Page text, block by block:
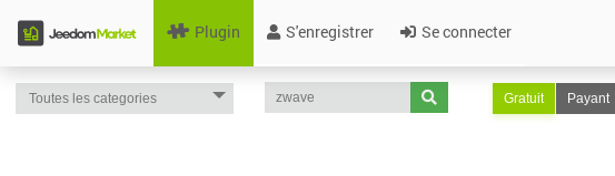
Plugin S'enregistrer Se connecter
Gratuit Payant